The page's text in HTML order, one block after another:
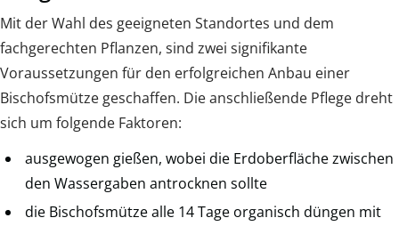
Mit der Wahl des geeigneten Standortes und dem
fachgerechten Pflanzen, sind zwei signifikante
Voraussetzungen für den erfolgreichen Anbau einer
Bischofsmütze geschaffen. Die anschließende Pflege dreht
sich um folgende Faktoren:
ausgewogen gießen, wobei die Erdoberfläche zwischen
den Wassergaben antrocknen sollte
die Bischofsmütze alle 14 Tage organisch düngen mit